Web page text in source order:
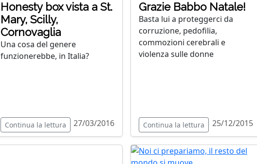
Honesty box vista a St.
Mary, Scilly,
Cornovaglia
Una cosa del genere
funzionerebbe, in Italia?
Continua la lettura 27/03/2016
Grazie Babbo Natale!
Basta lui a proteggerci da
corruzione, pedofilia,
commozioni cerebrali e
violenza sulle donne
Continua la lettura 25/12/2015